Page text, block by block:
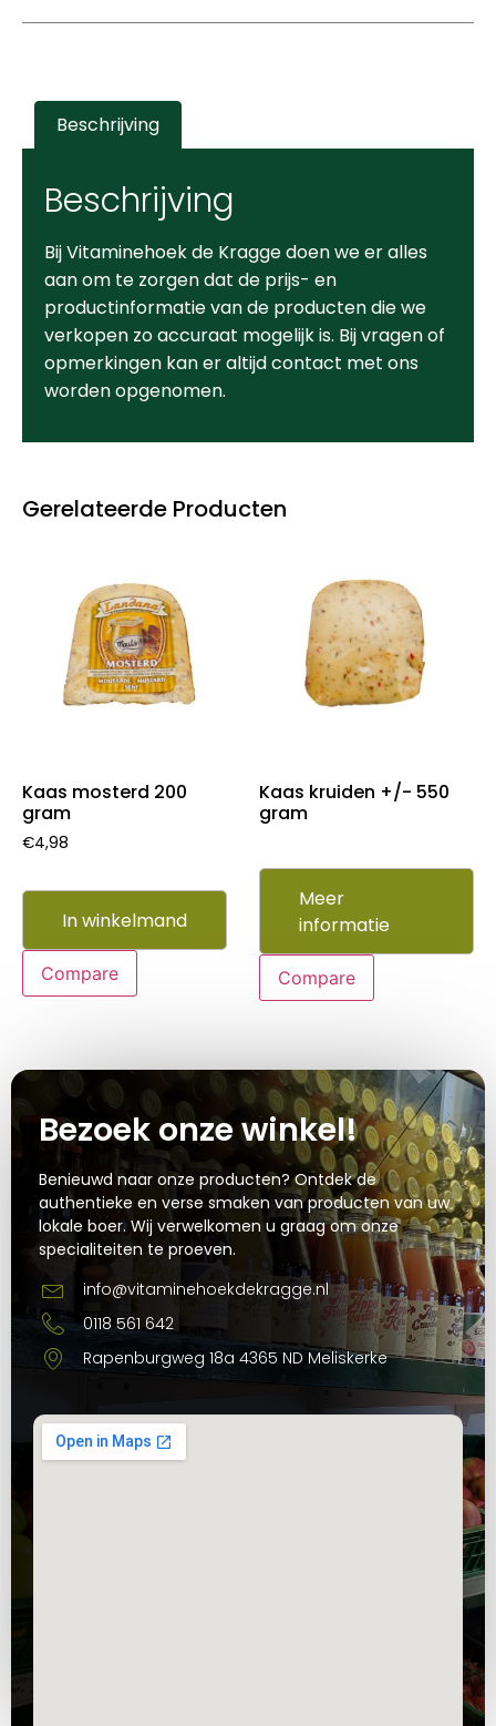
Gerelateerde Producten
Kaas mosterd 200
gram
€4,98
In winkelmand
Compare
Kaas kruiden +/- 550
gram
Meer
informatie
Compare
Beschrijving
Beschrijving
Bij Vitaminehoek de Kragge doen we er alles
aan om te zorgen dat de prijs- en
productinformatie van de producten die we
verkopen zo accuraat mogelijk is. Bij vragen of
opmerkingen kan er altijd contact met ons
worden opgenomen.
Bezoek onze winkel!
Benieuwd naar onze producten? Ontdek de
authentieke en verse smaken van producten van uw
lokale boer. Wij verwelkomen u graag om onze
specialiteiten te proeven.
info@vitaminehoekdekragge.nl
0118 561 642
Rapenburgweg 18a 4365 ND Meliskerke